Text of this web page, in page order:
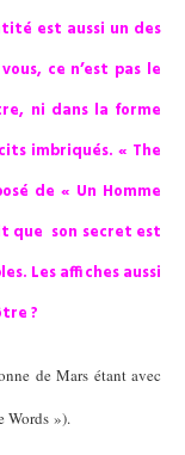
est aussi un des
ce n’est pas le
ni dans la forme
imbriqués. « The
de « Un Homme
que son secret est
Les affiches aussi
?
de Mars étant avec
Words »).